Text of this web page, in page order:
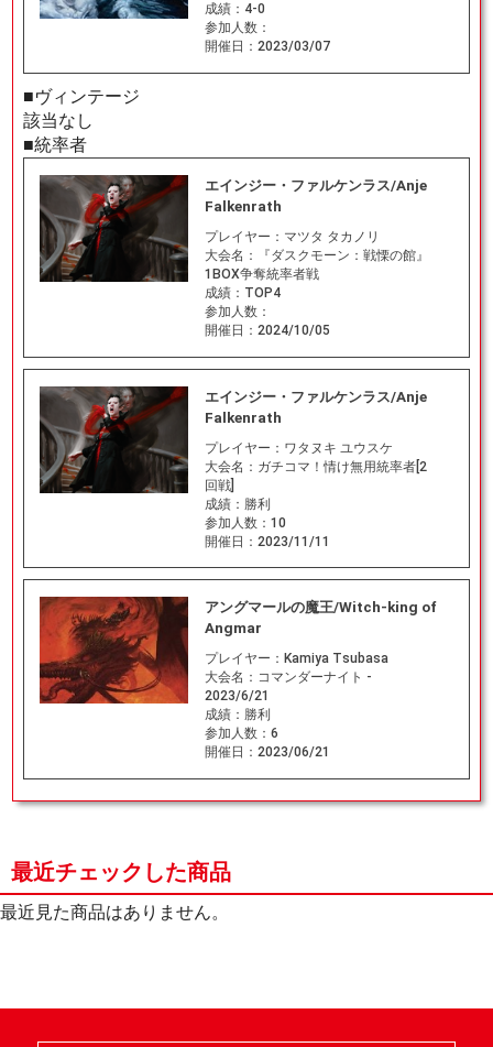
成績： 4-0
参加人数：
開催日： 2023/03/07
■ヴィンテージ
該当なし
■統率者
エインジー・ファルケンラス/Anje
Falkenrath
プレイヤー： マツタ タカノリ
大会名：
『ダスクモーン：戦慄の館』
1BOX争奪統率者戦
成績： TOP4
参加人数：
開催日： 2024/10/05
エインジー・ファルケンラス/Anje
Falkenrath
プレイヤー： ワタヌキ ユウスケ
大会名： ガチコマ！情け無用統率者[2
回戦]
成績： 勝利
参加人数： 10
開催日： 2023/11/11
アングマールの魔王/Witch-king of
Angmar
プレイヤー： Kamiya Tsubasa
大会名： コマンダーナイト -
2023/6/21
成績： 勝利
参加人数： 6
開催日： 2023/06/21
最近チェックした商品
最近見た商品はありません。